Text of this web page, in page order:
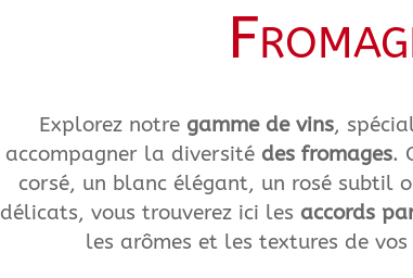
Explorez notre gamme de vins,
accompagner la diversité des fromages.
corsé, un blanc élégant, un rosé subtil
délicats, vous trouverez ici les accords
les arômes et les textures de